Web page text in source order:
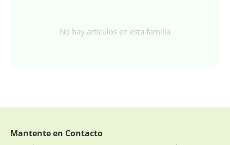
No hay artículos en esta familia
Mantente en Contacto